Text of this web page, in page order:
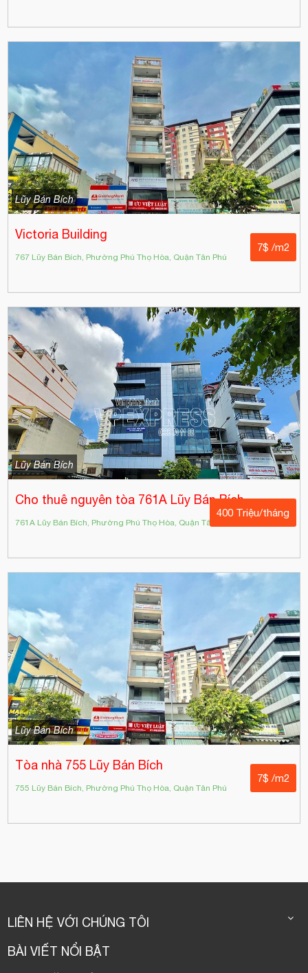
Lũy Bán Bích
Victoria Building
767 Lũy Bán Bích, Phường Phú Thọ Hòa, Quận Tân Phú
7$ /m2
Lũy Bán Bích
Cho thuê nguyên tòa 761A Lũy Bán Bích
761A Lũy Bán Bích, Phường Phú Thọ Hòa, Quận Tân Phú
400 Triệu/tháng
Lũy Bán Bích
Tòa nhà 755 Lũy Bán Bích
755 Lũy Bán Bích, Phường Phú Thọ Hòa, Quận Tân Phú
7$ /m2
LIÊN HỆ VỚI CHÚNG TÔI
BÀI VIẾT NỔI BẬT